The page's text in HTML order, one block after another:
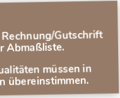
Gutschrift
Abmaßliste.
müssen in
übereinstimmen.